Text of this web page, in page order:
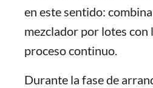
en este sentido:
mezclador por lotes con
proceso continuo.
Durante la fase de